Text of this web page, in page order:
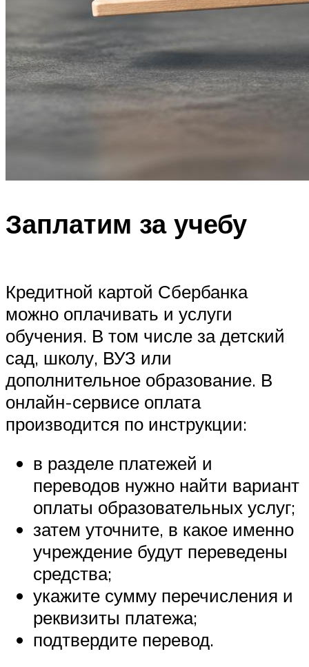
Заплатим за учебу
Кредитной картой Сбербанка
можно оплачивать и услуги
обучения. В том числе за детский
сад, школу, ВУЗ или
дополнительное образование. В
онлайн-сервисе оплата
производится по инструкции:
в разделе платежей и
переводов нужно найти вариант
оплаты образовательных услуг;
затем уточните, в какое именно
учреждение будут переведены
средства;
укажите сумму перечисления и
реквизиты платежа;
подтвердите перевод.